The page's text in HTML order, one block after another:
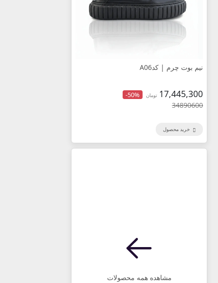
نیم بوت چرم |‌ کدA06
17,445,300 تومان -50%
34890600
خرید محصول
مشاهده همه محصولات